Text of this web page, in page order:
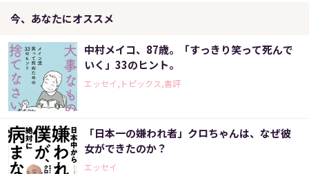
今、あなたにオススメ
中村メイコ、87歳。「すっきり笑って死んで
いく」33のヒント。
エッセイ,トピックス,書評
「日本一の嫌われ者」クロちゃんは、なぜ彼
女ができたのか？
エッセイ